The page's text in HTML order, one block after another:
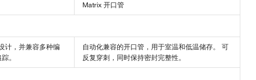
Matrix 开口管
计，并兼容多种编
。
自动化兼容的开口管，用于室温和低温储存。 可
反复穿刺，同时保持密封完整性。